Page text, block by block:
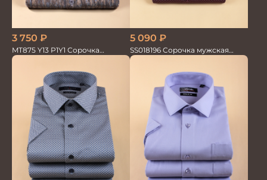
3 750 ₽
MT875 Y13 P1Y1 Сорочка
мужская
5 090 ₽
SS018196 Сорочка мужская
GROSTYLE PRIME